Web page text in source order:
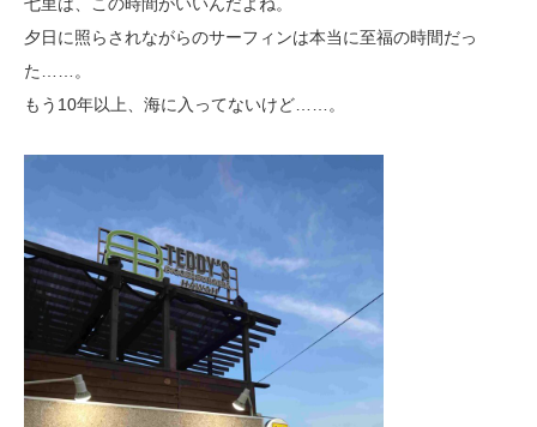
七里は、この時間がいいんだよね。
夕日に照らされながらのサーフィンは本当に至福の時間だっ
た……。
もう10年以上、海に入ってないけど……。